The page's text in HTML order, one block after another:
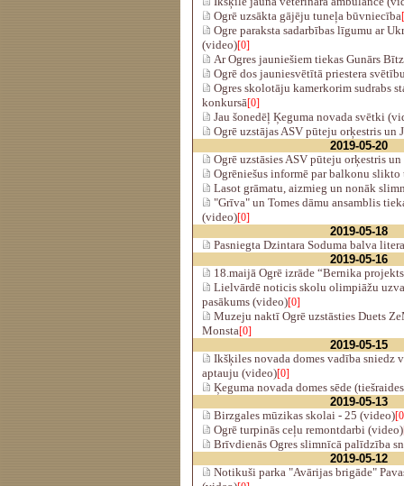
Ogrē uzsākta gājēju tuneļa būvniecība
Ogre paraksta sadarbības līgumu ar
(video)[0]
Ar Ogres jauniešiem tiekas Gunārs Bītz
Ogrē dos jauniesvētītā priestera
Ogres skolotāju kamerkorim sudrabs
konkursā[0]
Jau šonedēļ Ķeguma novada svētki
Ogrē uzstājas ASV pūteju orķestris un
2019-05-20
Ogrē uzstāsies ASV pūteju orķestris un
Ogrēniešus informē par balkonu
Lasot grāmatu, aizmieg un nonāk
"Grīva" un Tomes dāmu ansamblis
(video)[0]
2019-05-18
Pasniegta Dzintara Soduma balva
2019-05-16
18.maijā Ogrē izrāde “Bernika
Lielvārdē noticis skolu olimpiāžu
pasākums (video)[0]
Muzeju naktī Ogrē uzstāsties Duets
Monsta[0]
2019-05-15
Ikšķiles novada domes vadība sniedz
aptauju (video)[0]
Ķeguma novada domes sēde
2019-05-13
Birzgales mūzikas skolai - 25 (video)
Ogrē turpinās ceļu remontdarbi (video)
Brīvdienās Ogres slimnīcā palīdzība
2019-05-12
Notikuši parka "Avārijas brigāde"